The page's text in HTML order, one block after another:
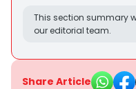
This section summary
our editorial team.
Share Article